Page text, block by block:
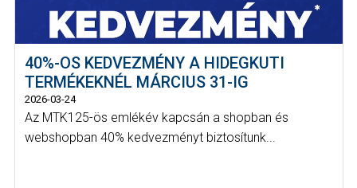
40%-OS KEDVEZMÉNY A HIDEGKUTI
TERMÉKEKNÉL MÁRCIUS 31-IG
2026-03-24
Az MTK125-ös emlékév kapcsán a shopban és
webshopban 40% kedvezményt biztosítunk...